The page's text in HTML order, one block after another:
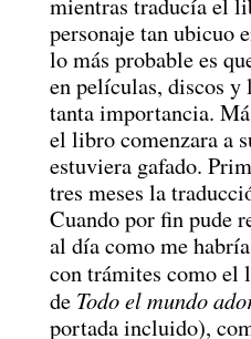
mientras traducía el
personaje tan ubicuo
lo más probable es
en películas, discos y
tanta importancia.
el libro comenzara a
estuviera gafado.
tres meses la
Cuando por fin pude
al día como me
con trámites como el
de Todo el mundo
portada incluido),